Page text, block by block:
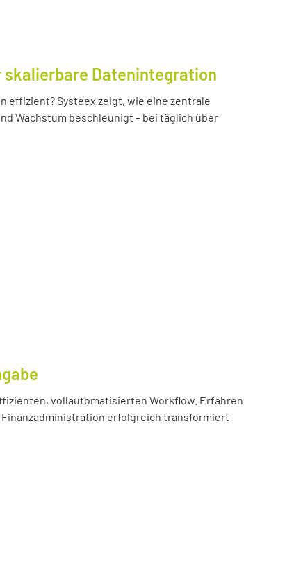
skalierbare Datenintegration
Systeex zeigt, wie eine zentrale
Wachstum beschleunigt – bei täglich über
vollautomatisierten Workflow. Erfahren
erfolgreich transformiert